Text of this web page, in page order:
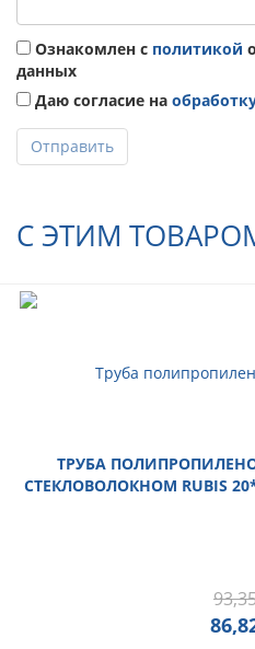
Ознакомлен с политикой
данных
Даю согласие на
Отправить
С ЭТИМ
ТРУБА
СТЕКЛОВОЛОКНОМ RUBIS